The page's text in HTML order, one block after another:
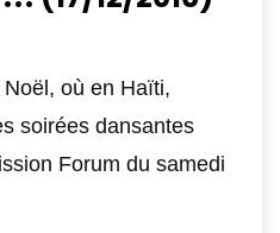
où en Haïti,
soirées dansantes
Forum du samedi